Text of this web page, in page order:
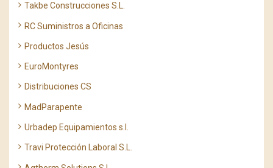
Takbe Construcciones S.L.
RC Suministros a Oficinas
Productos Jesús
EuroMontyres
Distribuciones CS
MadParapente
Urbadep Equipamientos s.l.
Travi Protección Laboral S.L.